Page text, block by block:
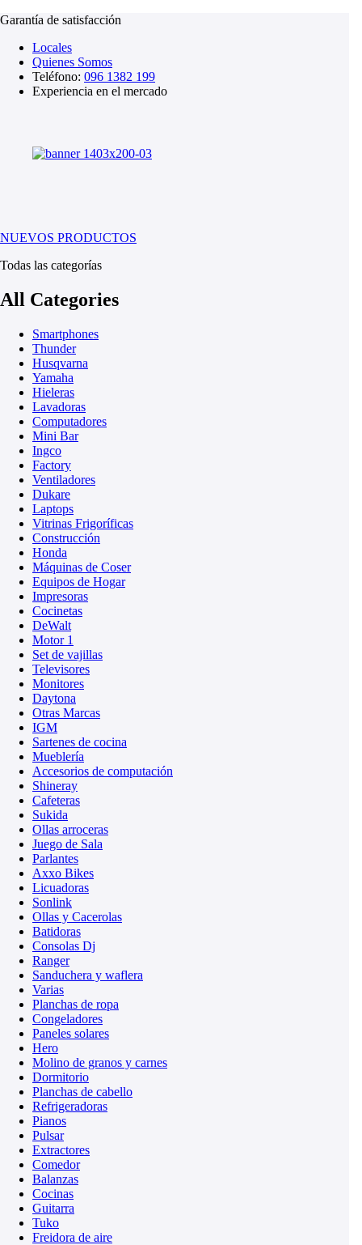
Garantía de satisfacción
Locales
Quienes Somos
Teléfono: 096 1382 199
Experiencia en el mercado
NUEVOS PRODUCTOS
Todas las categorías
All Categories
Smartphones
Thunder
Husqvarna
Yamaha
Hieleras
Lavadoras
Computadores
Mini Bar
Ingco
Factory
Ventiladores
Dukare
Laptops
Vitrinas Frigoríficas
Construcción
Honda
Máquinas de Coser
Equipos de Hogar
Impresoras
Cocinetas
DeWalt
Motor 1
Set de vajillas
Televisores
Monitores
Daytona
Otras Marcas
IGM
Sartenes de cocina
Mueblería
Accesorios de computación
Shineray
Cafeteras
Sukida
Ollas arroceras
Juego de Sala
Parlantes
Axxo Bikes
Licuadoras
Sonlink
Ollas y Cacerolas
Batidoras
Consolas Dj
Ranger
Sanduchera y waflera
Varias
Planchas de ropa
Congeladores
Paneles solares
Hero
Molino de granos y carnes
Dormitorio
Planchas de cabello
Refrigeradoras
Pianos
Pulsar
Extractores
Comedor
Balanzas
Cocinas
Guitarra
Tuko
Freidora de aire